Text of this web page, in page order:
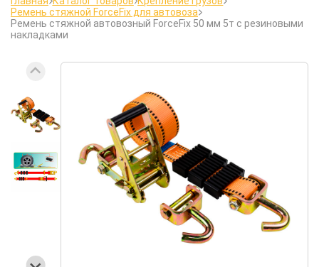
Ремень стяжной ForceFix для автовоза
Ремень стяжной автовозный ForceFix 50 мм 5т с резиновыми
накладками